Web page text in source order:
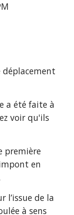
a été faite à
voir qu'ils
première
en
l’issue de la
à sens